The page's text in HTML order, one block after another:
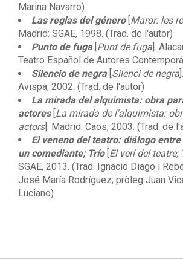
Marina Navarro)
Las reglas del género[Maror: les
Madrid: SGAE, 1998. (Trad. de l'autor)
Punto de fuga[Punt de fuga].
Teatro Español de Autores
Silencio de negra[Silenci de negra
Avispa, 2002. (Trad. de l'autor)
La mirada del alquimista: obra
actores[La mirada de l'alquimista:
actors]. Madrid: Caos, 2003. (Trad. de
El veneno del teatro: diálogo
un comediante; Trío[El verí del teatre;
SGAE, 2013. (Trad. Ignacio Diago i
José María Rodríguez; pròleg Juan
Luciano)